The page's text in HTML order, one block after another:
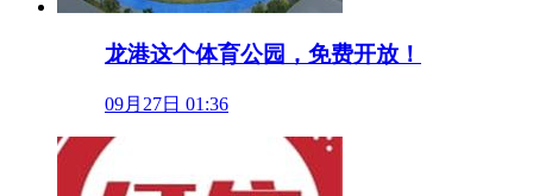
龙港这个体育公园，免费开放！
09月27日 01:36